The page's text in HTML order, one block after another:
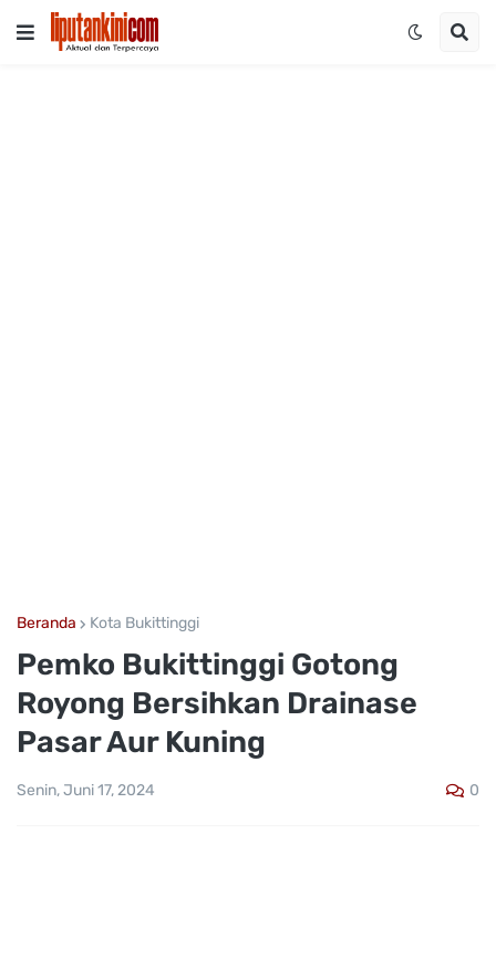
Beranda Kota Bukittinggi
Pemko Bukittinggi Gotong
Royong Bersihkan Drainase
Pasar Aur Kuning
Senin, Juni 17, 2024 0